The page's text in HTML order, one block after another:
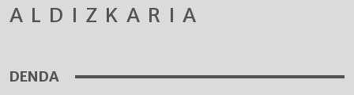
ALDIZKARIA
DENDA